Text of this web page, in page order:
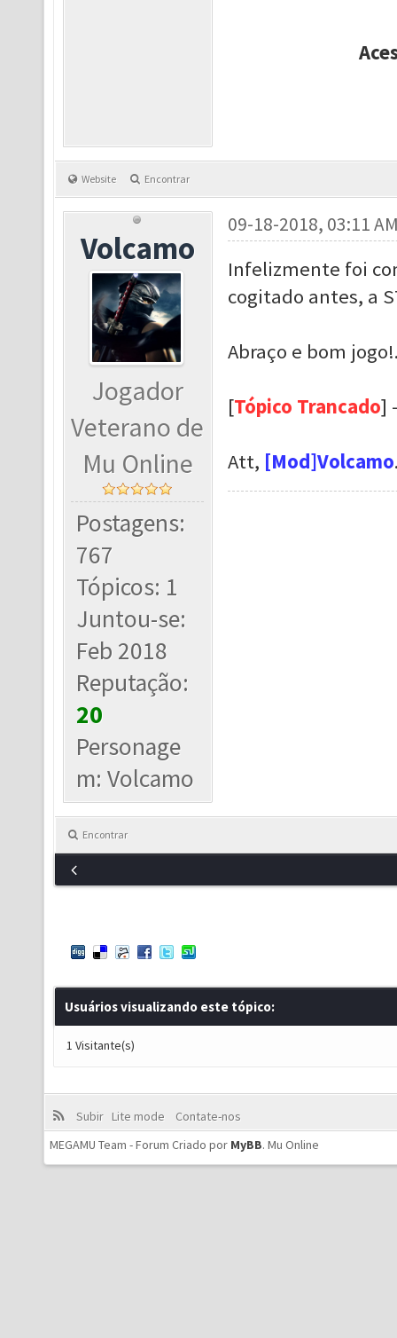
Website Encontrar
Volcamo
Jogador
Veterano de
Mu Online
Postagens:
767
Tópicos: 1
Juntou-se:
Feb 2018
Reputação:
20
Personage
m: Volcamo
09-18-2018, 03:11
Infelizmente foi
cogitado antes, a
Abraço e bom
[Tópico Trancado]
Att, [Mod]Volcamo
Encontrar
Usuários visualizando este tópico:
1 Visitante(s)
Subir Lite mode
Contate-nos
MEGAMU Team - Forum Criado por MyBB. Mu Online